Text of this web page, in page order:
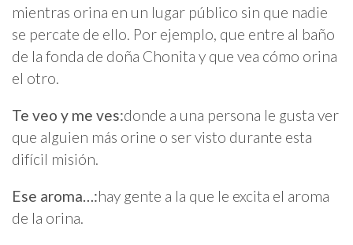
mientras orina en un lugar público sin que nadie
se percate de ello. Por ejemplo, que entre al baño
de la fonda de doña Chonita y que vea cómo orina
el otro.
Te veo y me ves:donde a una persona le gusta ver
que alguien más orine o ser visto durante esta
difícil misión.
Ese aroma…:hay gente a la que le excita el aroma
de la orina.